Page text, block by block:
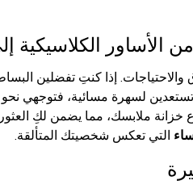
الأساور الكلاسيكية
والاحتياجات. إذا كنتِ تفضلين
لسهرة مسائية، فتوجهي نحو
خزانة ملابسك، مما يضمن لكِ
التي تعكس شخصيتك المتألقة.